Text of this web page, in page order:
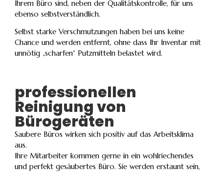
Ihrem Büro sind, neben der Qualitätskontrolle, für uns
ebenso selbstverständlich.
Selbst starke Verschmutzungen haben bei uns keine
Chance und werden entfernt, ohne dass Ihr Inventar mit
unnötig „scharfen“ Putzmitteln belastet wird.
professionellen
Reinigung von
Bürogeräten
Saubere Büros wirken sich positiv auf das Arbeitsklima
aus.
Ihre Mitarbeiter kommen gerne in ein wohlriechendes
und perfekt gesäubertes Büro. Sie werden erstaunt sein,